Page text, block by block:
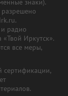
знаки).
разрешено
и радио
«Твой Иркутск».
все меры,
сертификации,